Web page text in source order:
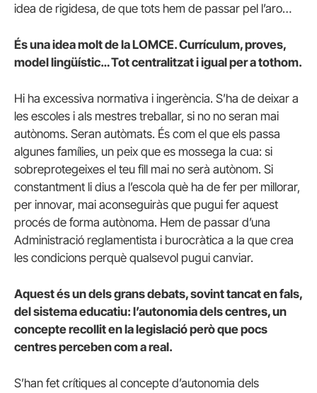
idea de rigidesa, de que tots hem de passar pel l’aro…
És una idea molt de la LOMCE. Currículum, proves,
model lingüístic… Tot centralitzat i igual per a tothom.
Hi ha excessiva normativa i ingerència. S’ha de deixar a
les escoles i als mestres treballar, si no no seran mai
autònoms. Seran autòmats. És com el que els passa
algunes famílies, un peix que es mossega la cua: si
sobreprotegeixes el teu fill mai no serà autònom. Si
constantment li dius a l’escola què ha de fer per millorar,
per innovar, mai aconseguiràs que pugui fer aquest
procés de forma autònoma. Hem de passar d’una
Administració reglamentista i burocràtica a la que crea
les condicions perquè qualsevol pugui canviar.
Aquest és un dels grans debats, sovint tancat en fals,
del sistema educatiu: l’autonomia dels centres, un
concepte recollit en la legislació però que pocs
centres perceben com a real.
S’han fet crítiques al concepte d’autonomia dels